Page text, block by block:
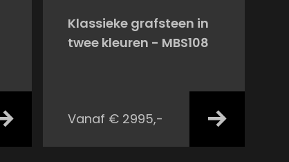
Klassieke grafsteen in
twee kleuren - MBS108
Vanaf € 2995,-